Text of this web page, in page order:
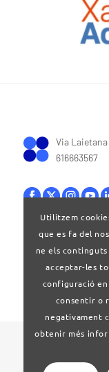
Via
616663567
© 2024 Clúster
Utilitzem
que es fa del
ne els
acceptar-les
configuració
consentir o
negativament
obtenir més